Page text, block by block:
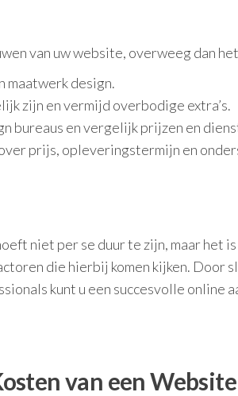
van uw website, overweeg dan
maatwerk design.
zijn en vermijd overbodige extra’s.
bureaus en vergelijk prijzen en
prijs, opleveringstermijn en
niet per se duur te zijn, maar het
die hierbij komen kijken. Door
kunt u een succesvolle online
van een